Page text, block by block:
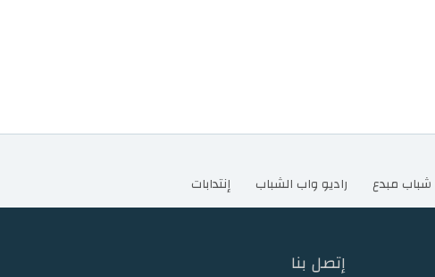
شباب مبدع راديو واب الشباب إنتدابات
إتصل بنا